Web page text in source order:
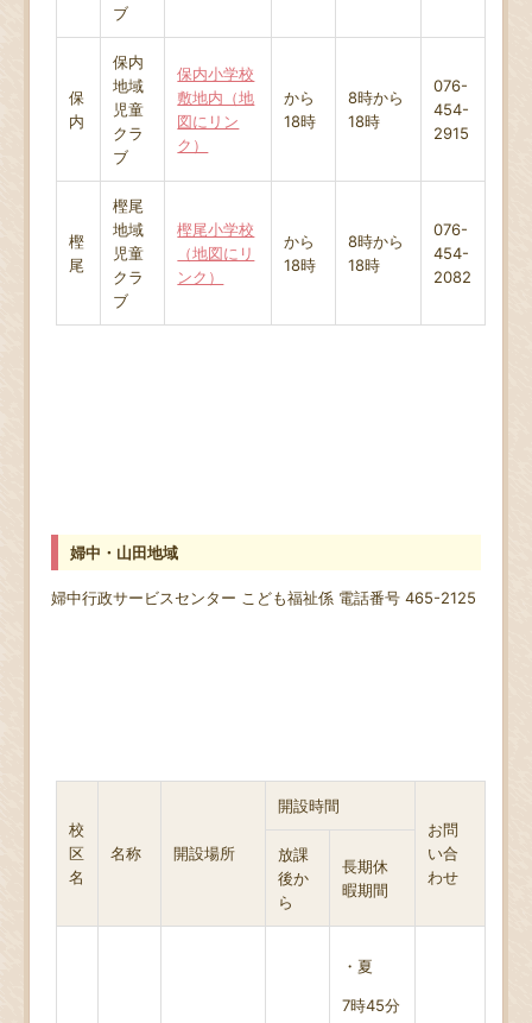
ブ
保
内
保内
地域
児童
クラ
ブ
保内小学校
敷地内（地
図にリン
ク）
から
18時
8時から
18時
076-
454-
2915
樫
尾
樫尾
地域
児童
クラ
ブ
樫尾小学校
（地図にリ
ンク）
から
18時
8時から
18時
076-
454-
2082
婦中・山田地域
婦中行政サービスセンター こども福祉係電話番号 465-2125
校
区
名
名称 開設場所
開設時間
お問
い合
わせ
放課
後か
ら
長期休
暇期間
・夏
7時45分